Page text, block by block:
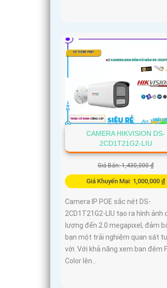
CAMERA HIKVISION DS-
2CD1T21G2-LIU
Giá Bán: 1,430,000 ₫
Giá Khuyến Mại: 1,000,000 ₫
Camera IP POE sắc nét DS-
2CD1T21G2-LIU tạo ra hình ảnh
lượng đến 2.0 megapixel, đảm
bạn một trải nghiệm quan sát
vời. Với khả năng xem ban đêm
Color lên...